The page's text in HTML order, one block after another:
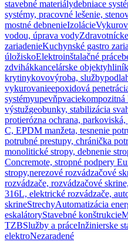
stavebné materiálydebniace
systémy, pracovné lešenie,
mostné debnenieIzolácie
vodou, úprava vody
zariadenieKuchynské gastro
úložiskoElektroinštalačné práce
zdvihákkancelárske objekty
krytinykovovýroba, služby
vykurovanieepoxidová
systémyupevňpvaciekompozitná
výstužgeobunky, stabilizácia
protierózna ochrana,
C, EPDM manžeta, tesnenie
potrubné prestupy, chránička
monolitické stropy, debnenie
Concremote, stropné podpery
stropy,nerezové rozvádzačové
rozvádzače, rozvádzačové
316L, elektrické rozvádzače,
skrineStrechyAutomatizácia
eskalátoryStavebné konštrukcie
TZBSlužby a práceInžinierske
elektroNezaradené